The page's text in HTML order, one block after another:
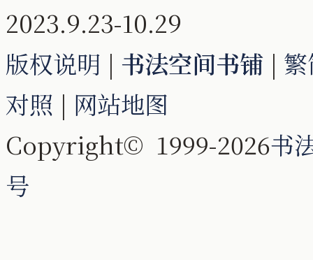
2023.9.23-10.29
版权说明 | 书法空间书铺 |
对照 | 网站地图
Copyright© 1999-2026书
号